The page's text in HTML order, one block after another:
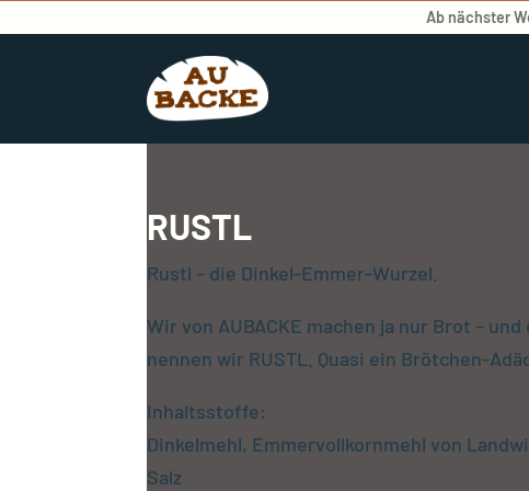
Ab nächster
RUSTL
Rustl – die Dinkel-Emmer-Wurzel.
Wir von AUBACKE machen ja nur Brot –
nennen wir RUSTL. Quasi ein Brötchen-
Inhaltsstoffe:
Dinkelmehl, Emmervollkornmehl von
Salz